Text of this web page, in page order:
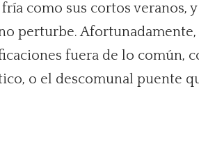
como sus cortos veranos,
perturbe.
fuera de lo común,
o el descomunal puente